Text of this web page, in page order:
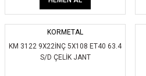
KORMETAL
KM 3122 9X22İNÇ 5X108 ET40 63.4
S/D ÇELİK JANT